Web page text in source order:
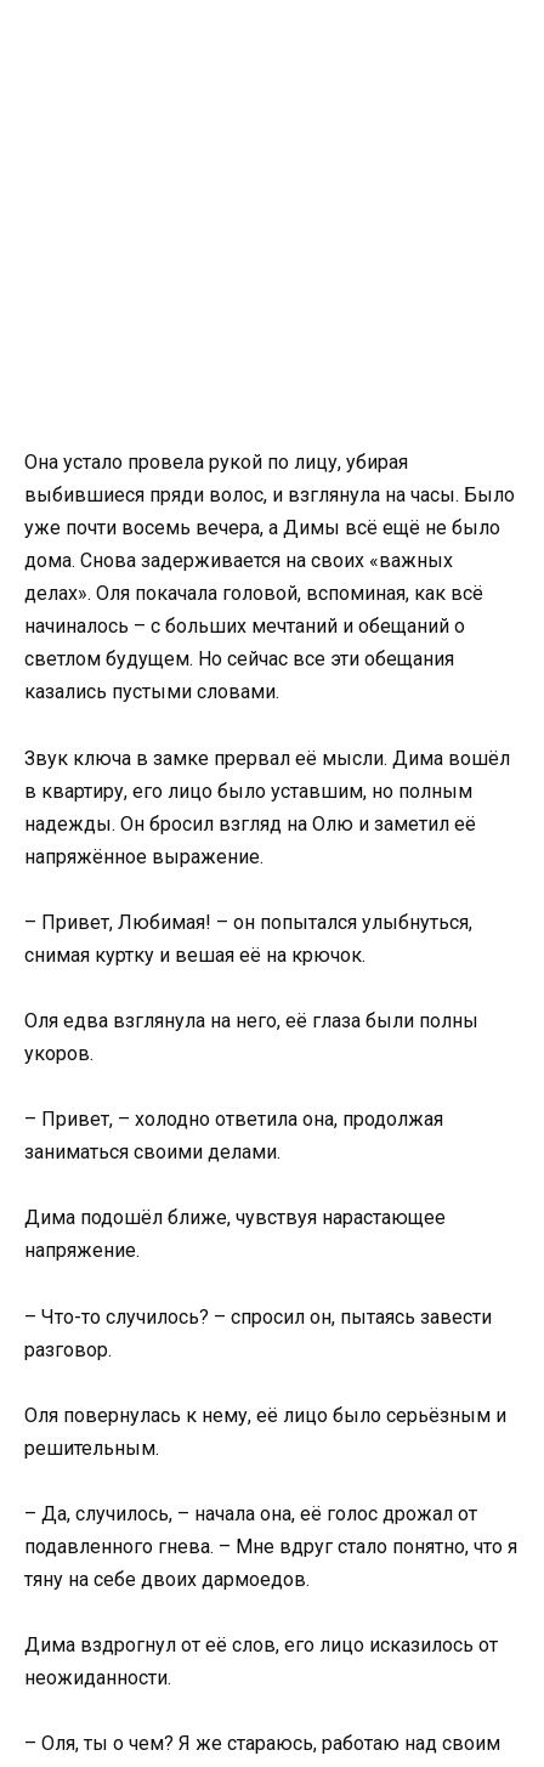
Она устало провела рукой по лицу, убирая
выбившиеся пряди волос, и взглянула на часы. Было
уже почти восемь вечера, а Димы всё ещё не было
дома. Снова задерживается на своих «важных
делах». Оля покачала головой, вспоминая, как всё
начиналось – с больших мечтаний и обещаний о
светлом будущем. Но сейчас все эти обещания
казались пустыми словами.
Звук ключа в замке прервал её мысли. Дима вошёл
в квартиру, его лицо было уставшим, но полным
надежды. Он бросил взгляд на Олю и заметил её
напряжённое выражение.
– Привет, Любимая! – он попытался улыбнуться,
снимая куртку и вешая её на крючок.
Оля едва взглянула на него, её глаза были полны
укоров.
– Привет, – холодно ответила она, продолжая
заниматься своими делами.
Дима подошёл ближе, чувствуя нарастающее
напряжение.
– Что-то случилось? – спросил он, пытаясь завести
разговор.
Оля повернулась к нему, её лицо было серьёзным и
решительным.
– Да, случилось, – начала она, её голос дрожал от
подавленного гнева. – Мне вдруг стало понятно, что я
тяну на себе двоих дармоедов.
Дима вздрогнул от её слов, его лицо исказилось от
неожиданности.
– Оля, ты о чем? Я же стараюсь, работаю над своим